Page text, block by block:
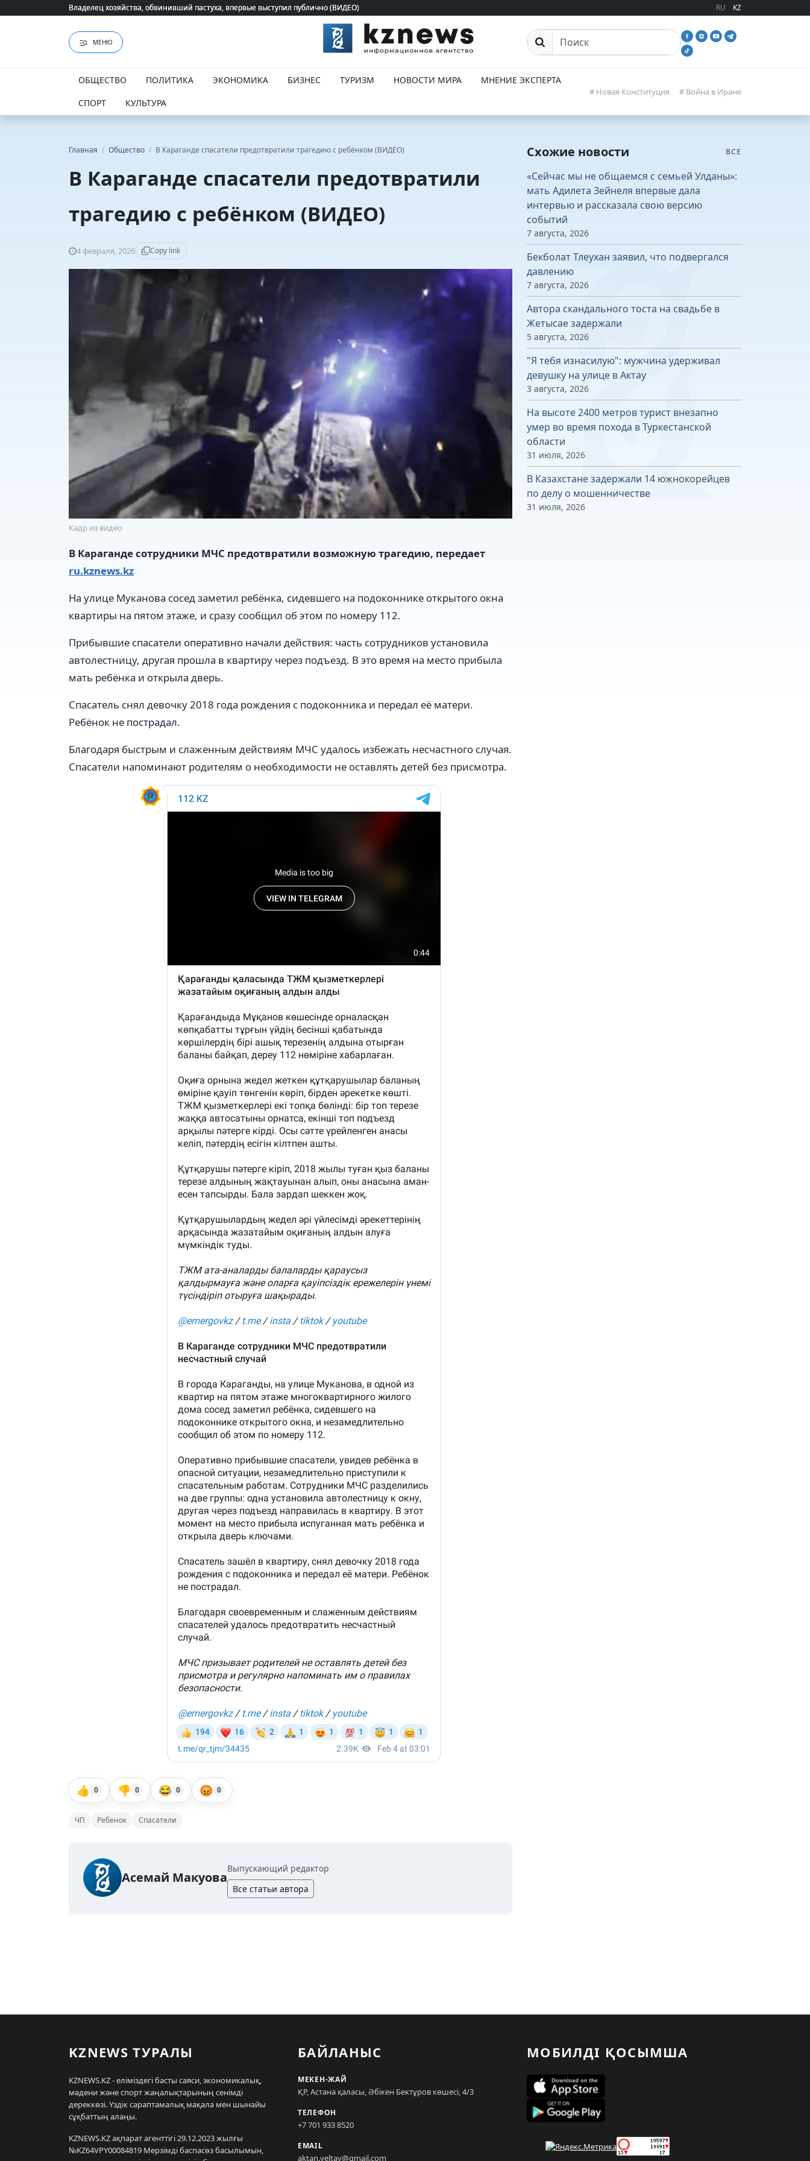
Владелец хозяйства, обвинивший пастуха, впервые выступил публично (ВИДЕО)
Владелец хозяйства, обвинивший пастуха, впервые выступил публично (ВИДЕО) RU KZ
МЕНЮ Поиск
ОБЩЕСТВО ПОЛИТИКА ЭКОНОМИКА БИЗНЕС ТУРИЗМ НОВОСТИ МИРА
МНЕНИЕ ЭКСПЕРТА
СПОРТ
КУЛЬТУРА
# Новая Конституция # Война в Иране
Главная / Общество / В Караганде спасатели предотвратили трагедию с ребёнком (ВИДЕО)
В Караганде спасатели предотвратили
трагедию с ребёнком (ВИДЕО)
4 февраля, 2026 Copy link
Кадр из видео
В Караганде сотрудники МЧС предотвратили возможную трагедию, передает
ru.kznews.kz
На улице Муканова сосед заметил ребёнка, сидевшего на подоконнике открытого окна
квартиры на пятом этаже, и сразу сообщил об этом по номеру 112.
Прибывшие спасатели оперативно начали действия: часть сотрудников установила
автолестницу, другая прошла в квартиру через подъезд. В это время на место прибыла
мать ребёнка и открыла дверь.
Спасатель снял девочку 2018 года рождения с подоконника и передал её матери.
Ребёнок не пострадал.
Благодаря быстрым и слаженным действиям МЧС удалось избежать несчастного случая.
Спасатели напоминают родителям о необходимости не оставлять детей без присмотра.
👍 0 👎 0 😂 0 😡 0
ЧП Ребенок Спасатели
Асемай Макуова
Выпускающий редактор
Все статьи автора
Схожие новости ВСЕ
«Сейчас мы не общаемся с семьей Улданы»:
мать Адилета Зейнеля впервые дала
интервью и рассказала свою версию
событий
7 августа, 2026
Бекболат Тлеухан заявил, что подвергался
давлению
7 августа, 2026
Автора скандального тоста на свадьбе в
Жетысае задержали
5 августа, 2026
"Я тебя изнасилую": мужчина удерживал
девушку на улице в Актау
3 августа, 2026
На высоте 2400 метров турист внезапно
умер во время похода в Туркестанской
области
31 июля, 2026
В Казахстане задержали 14 южнокорейцев
по делу о мошенничестве
31 июля, 2026
KZNEWS ТУРАЛЫ
KZNEWS.KZ - еліміздегі басты саяси, экономикалық,
мәдени және спорт жаңалықтарының сенімді
дереккөзі. Үздік сараптамалық мақала мен шынайы
сұқбаттың алаңы.
KZNEWS.KZ ақпарат агенттігі 29.12.2023 жылғы
№KZ64VPY00084819 Мерзімді баспасөз басылымын,
БАЙЛАНЫС
МЕКЕН-ЖАЙ
ҚР, Астана қаласы, Әбікен Бектұров көшесі, 4/3
ТЕЛЕФОН
+7 701 933 8520
EMAIL
aktan.yeltay@gmail.com
МОБИЛДІ ҚОСЫМША